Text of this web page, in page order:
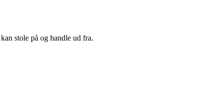
stole på og handle ud fra.